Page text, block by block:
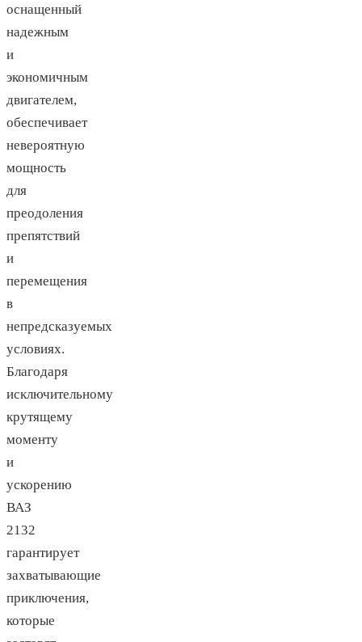
оснащенный
надежным
и
экономичным
двигателем,
обеспечивает
невероятную
мощность
для
преодоления
препятствий
и
перемещения
в
непредсказуемых
условиях.
Благодаря
исключительному
крутящему
моменту
и
ускорению
ВАЗ
2132
гарантирует
захватывающие
приключения,
которые